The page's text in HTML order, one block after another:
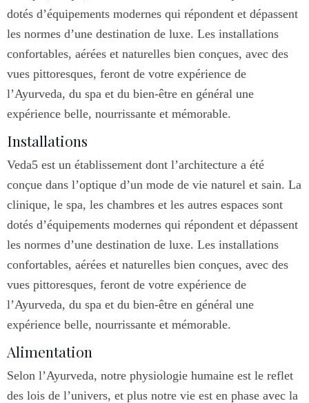
dotés d’équipements modernes qui répondent et dépassent
les normes d’une destination de luxe. Les installations
confortables, aérées et naturelles bien conçues, avec des
vues pittoresques, feront de votre expérience de
l’Ayurveda, du spa et du bien-être en général une
expérience belle, nourrissante et mémorable.
Installations
Veda5 est un établissement dont l’architecture a été
conçue dans l’optique d’un mode de vie naturel et sain. La
clinique, le spa, les chambres et les autres espaces sont
dotés d’équipements modernes qui répondent et dépassent
les normes d’une destination de luxe. Les installations
confortables, aérées et naturelles bien conçues, avec des
vues pittoresques, feront de votre expérience de
l’Ayurveda, du spa et du bien-être en général une
expérience belle, nourrissante et mémorable.
Alimentation
Selon l’Ayurveda, notre physiologie humaine est le reflet
des lois de l’univers, et plus notre vie est en phase avec la